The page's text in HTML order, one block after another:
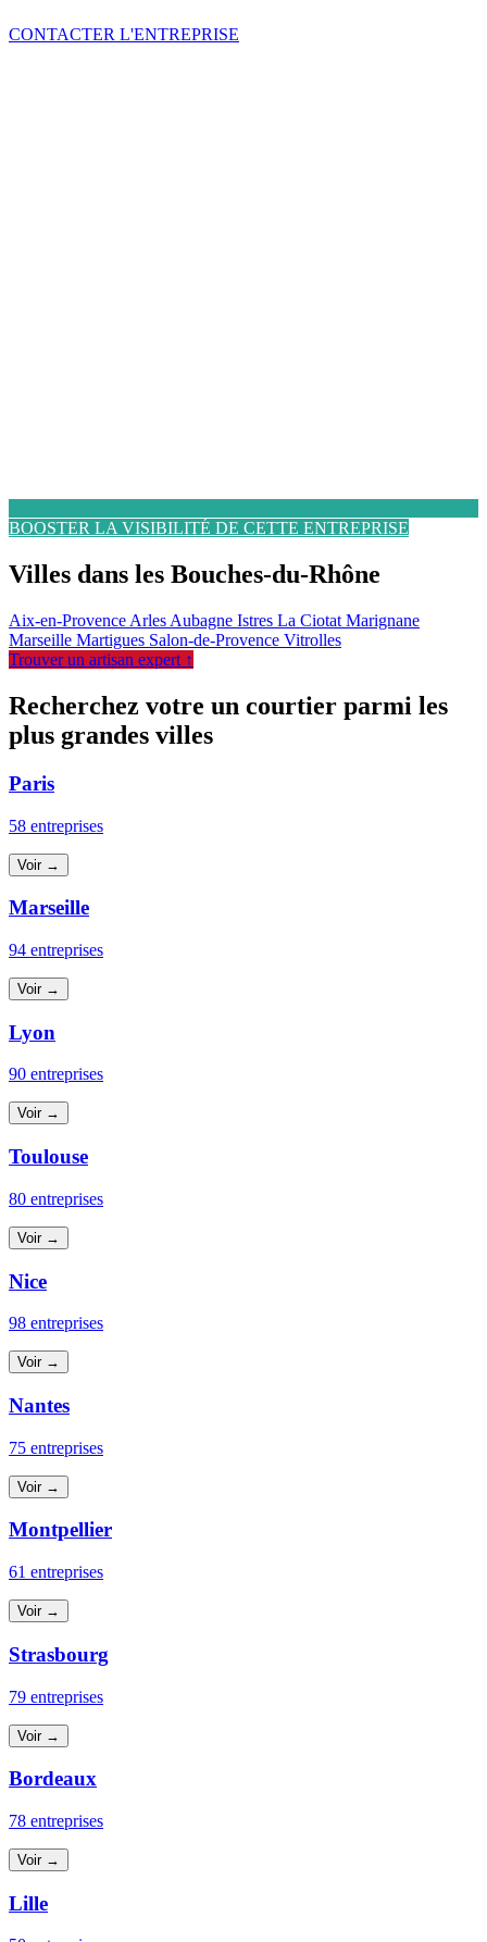
CONTACTER L'ENTREPRISE
BOOSTER LA VISIBILITÉ DE CETTE ENTREPRISE
Villes dans les Bouches-du-Rhône
Aix-en-Provence Arles Aubagne Istres La Ciotat Marignane
Marseille Martigues Salon-de-Provence Vitrolles
Trouver un artisan expert ↑
Recherchez votre un courtier parmi les
plus grandes villes
Paris
58 entreprises
Voir →
Marseille
94 entreprises
Voir →
Lyon
90 entreprises
Voir →
Toulouse
80 entreprises
Voir →
Nice
98 entreprises
Voir →
Nantes
75 entreprises
Voir →
Montpellier
61 entreprises
Voir →
Strasbourg
79 entreprises
Voir →
Bordeaux
78 entreprises
Voir →
Lille